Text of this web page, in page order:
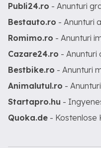
Publi24.ro - Anunturi
Bestauto.ro - Anunturi
Romimo.ro - Anunturi
Cazare24.ro - Anunturi
Bestbike.ro - Anunturi
Animalutul.ro -
Startapro.hu -
Quoka.de - Kostenlose